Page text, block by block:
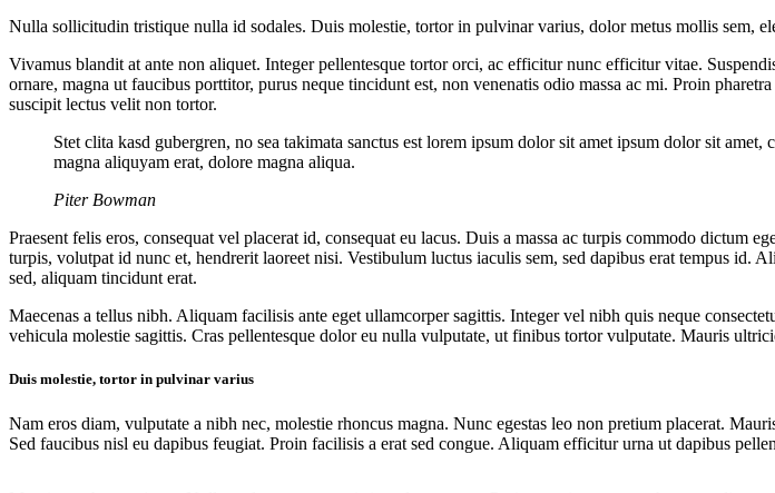
Nulla sollicitudin tristique nulla id sodales. Duis molestie, tortor in pulvinar varius, dolor metus mollis sem,
Vivamus blandit at ante non aliquet. Integer pellentesque tortor orci, ac efficitur nunc efficitur vitae.
ornare, magna ut faucibus porttitor, purus neque tincidunt est, non venenatis odio massa ac mi. Proin
suscipit lectus velit non tortor.
Stet clita kasd gubergren, no sea takimata sanctus est lorem ipsum dolor sit amet ipsum dolor sit
magna aliquyam erat, dolore magna aliqua.
Piter Bowman
Praesent felis eros, consequat vel placerat id, consequat eu lacus. Duis a massa ac turpis commodo dictum
turpis, volutpat id nunc et, hendrerit laoreet nisi. Vestibulum luctus iaculis sem, sed dapibus erat tempus
sed, aliquam tincidunt erat.
Maecenas a tellus nibh. Aliquam facilisis ante eget ullamcorper sagittis. Integer vel nibh quis neque
vehicula molestie sagittis. Cras pellentesque dolor eu nulla vulputate, ut finibus tortor vulputate. Mauris
Duis molestie, tortor in pulvinar varius
Nam eros diam, vulputate a nibh nec, molestie rhoncus magna. Nunc egestas leo non pretium placerat.
Sed faucibus nisl eu dapibus feugiat. Proin facilisis a erat sed congue. Aliquam efficitur urna ut dapibus